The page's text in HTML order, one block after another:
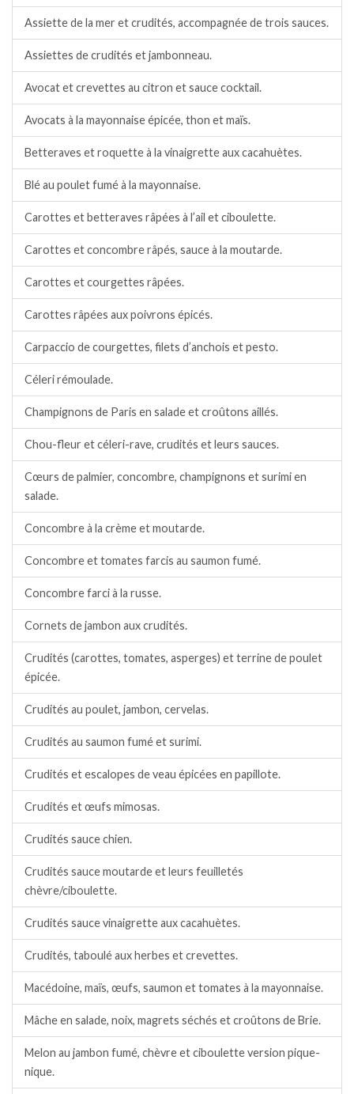
Assiette de la mer et crudités, accompagnée de trois sauces.
Assiettes de crudités et jambonneau.
Avocat et crevettes au citron et sauce cocktail.
Avocats à la mayonnaise épicée, thon et maïs.
Betteraves et roquette à la vinaigrette aux cacahuètes.
Blé au poulet fumé à la mayonnaise.
Carottes et betteraves râpées à l’ail et ciboulette.
Carottes et concombre râpés, sauce à la moutarde.
Carottes et courgettes râpées.
Carottes râpées aux poivrons épicés.
Carpaccio de courgettes, filets d’anchois et pesto.
Céleri rémoulade.
Champignons de Paris en salade et croûtons aillés.
Chou-fleur et céleri-rave, crudités et leurs sauces.
Cœurs de palmier, concombre, champignons et surimi en
salade.
Concombre à la crème et moutarde.
Concombre et tomates farcis au saumon fumé.
Concombre farci à la russe.
Cornets de jambon aux crudités.
Crudités (carottes, tomates, asperges) et terrine de poulet
épicée.
Crudités au poulet, jambon, cervelas.
Crudités au saumon fumé et surimi.
Crudités et escalopes de veau épicées en papillote.
Crudités et œufs mimosas.
Crudités sauce chien.
Crudités sauce moutarde et leurs feuilletés
chèvre/ciboulette.
Crudités sauce vinaigrette aux cacahuètes.
Crudités, taboulé aux herbes et crevettes.
Macédoine, maïs, œufs, saumon et tomates à la mayonnaise.
Mâche en salade, noix, magrets séchés et croûtons de Brie.
Melon au jambon fumé, chèvre et ciboulette version pique-
nique.